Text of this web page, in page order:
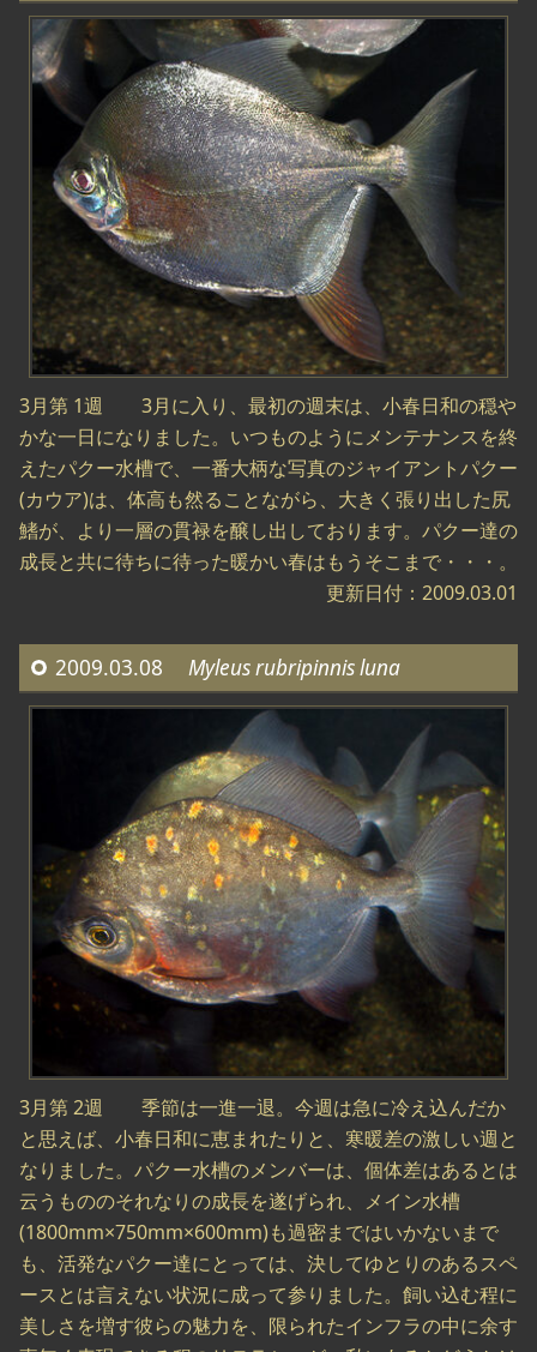
3月第 1週 3月に入り、最初の週末は、小春日和の穏や
かな一日になりました。いつものようにメンテナンスを終
えたパクー水槽で、一番大柄な写真のジャイアントパクー
(カウア)は、体高も然ることながら、大きく張り出した尻
鰭が、より一層の貫禄を醸し出しております。パクー達の
成長と共に待ちに待った暖かい春はもうそこまで・・・。
更新日付：2009.03.01
2009.03.08 Myleus rubripinnis luna
3月第 2週 季節は一進一退。今週は急に冷え込んだか
と思えば、小春日和に恵まれたりと、寒暖差の激しい週と
なりました。パクー水槽のメンバーは、個体差はあるとは
云うもののそれなりの成長を遂げられ、メイン水槽
(1800mm×750mm×600mm)も過密まではいかないまで
も、活発なパクー達にとっては、決してゆとりのあるスペ
ースとは言えない状況に成って参りました。飼い込む程に
美しさを増す彼らの魅力を、限られたインフラの中に余す